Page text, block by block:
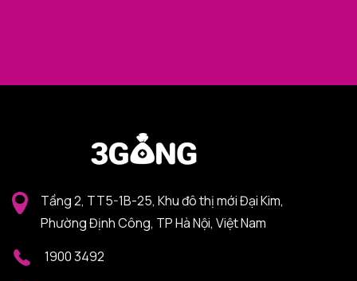
Tầng 2, TT5-1B-25, Khu đô thị mới Đại Kim,
Phường Định Công, TP Hà Nội, Việt Nam
1900 3492